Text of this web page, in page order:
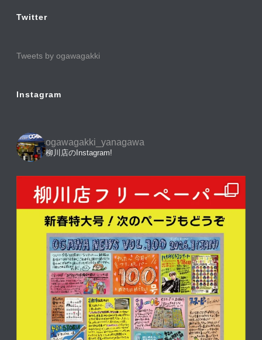
Twitter
Tweets by ogawagakki
Instagram
ogawagakki_yanagawa
柳川店のInstagram!